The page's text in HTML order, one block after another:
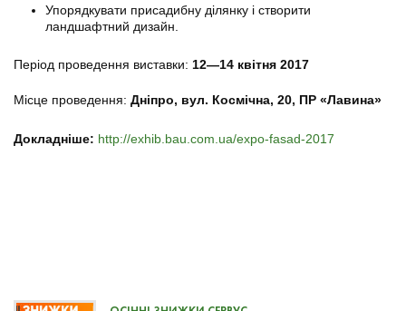
Упорядкувати присадибну ділянку і створити
ландшафтний дизайн.
Період проведення виставки: 12—14 квітня 2017
Місце проведення: Дніпро, вул. Космічна, 20, ПР «Лавина»
Докладніше: http://exhib.bau.com.ua/expo-fasad-2017